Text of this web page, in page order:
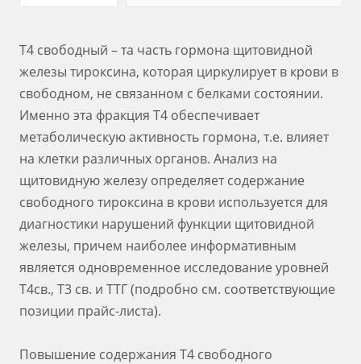
Т4 свободный – та часть гормона щитовидной
железы тироксина, которая циркулирует в крови в
свободном, не связанном с белками состоянии.
Именно эта фракция Т4 обеспечивает
метаболическую активность гормона, т.е. влияет
на клетки различных органов. Анализ на
щитовидную железу определяет содержание
свободного тироксина в крови используется для
диагностики нарушений функции щитовидной
железы, причем наиболее информативным
является одновременное исследование уровней
Т4св., Т3 св. и ТТГ (подробно см. соответствующие
позиции прайс-листа).
Повышение содержания Т4 свободного